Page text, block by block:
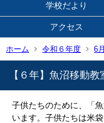
学校だより
アクセス
ホーム 令和６年度 6月
【６年】魚沼移動教
子供たちのために、「
います。子供たちは米